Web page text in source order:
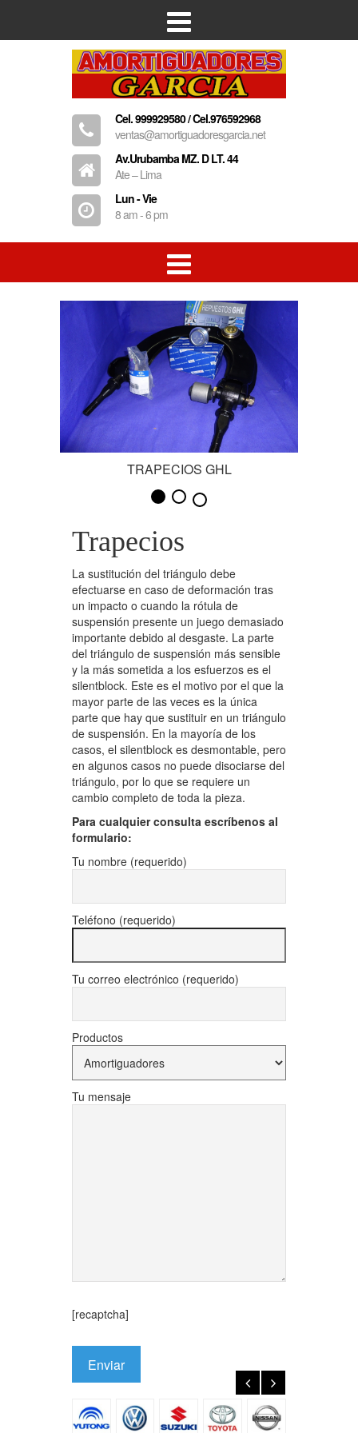
Inicio
Empresa
Productos
Contacto
Cel. 999929580 / Cel.976592968
ventas@amortiguadoresgarcia.net
Av.Urubamba MZ. D LT. 44
Ate – Lima
Lun - Vie
8 am - 6 pm
Amortiguadores
Rótulas
Bocina de Trapecios
Estabilizador
Soporte de Amortiguador
Terminales
Trapecios
Palieres
Cremalleras
TRAPECIOS GHL
Trapecios
La sustitución del triángulo debe
efectuarse en caso de deformación tras
un impacto o cuando la rótula de
suspensión presente un juego demasiado
importante debido al desgaste. La parte
del triángulo de suspensión más sensible
y la más sometida a los esfuerzos es el
silentblock. Este es el motivo por el que la
mayor parte de las veces es la única
parte que hay que sustituir en un triángulo
de suspensión. En la mayoría de los
casos, el silentblock es desmontable, pero
en algunos casos no puede disociarse del
triángulo, por lo que se requiere un
cambio completo de toda la pieza.
Para cualquier consulta escríbenos al
formulario:
Tu nombre (requerido)
Teléfono (requerido)
Tu correo electrónico (requerido)
Productos
Tu mensaje
[recaptcha]